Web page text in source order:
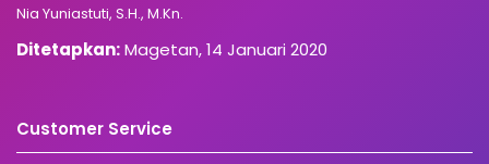
Nia Yuniastuti, S.H., M.Kn.
Ditetapkan:Magetan, 14 Januari 2020
Customer Service